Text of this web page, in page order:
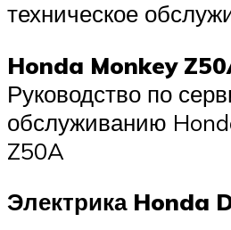
техническое
Honda Monkey
Руководство по
обслуживанию
Z50A
Электрика Honda